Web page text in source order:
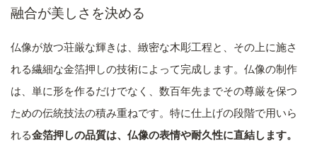
融合が美しさを決める
仏像が放つ荘厳な輝きは、緻密な木彫工程と、その上に施さ
れる繊細な金箔押しの技術によって完成します。仏像の制作
は、単に形を作るだけでなく、数百年先までその尊厳を保つ
ための伝統技法の積み重ねです。特に仕上げの段階で用いら
れる金箔押しの品質は、仏像の表情や耐久性に直結します。